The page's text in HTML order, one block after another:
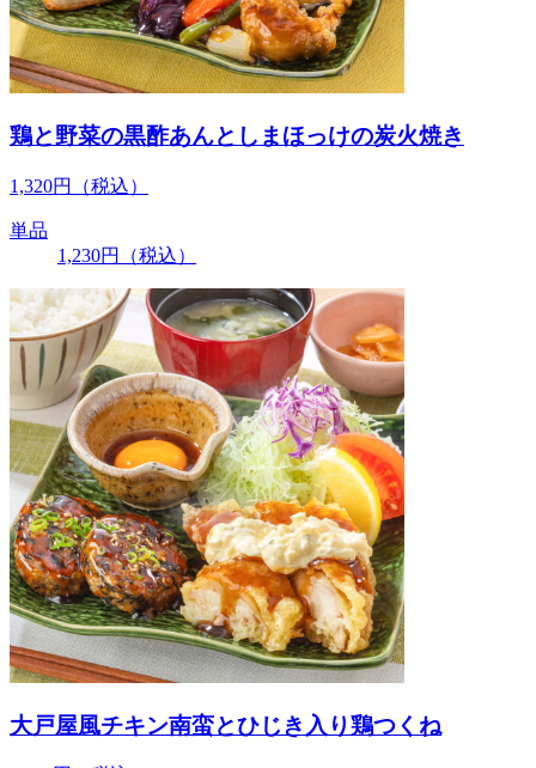
鶏と野菜の黒酢あんとしまほっけの炭火焼き
1,320円 （税込）
単品
1,230円 （税込）
大戸屋風チキン南蛮とひじき入り鶏つくね